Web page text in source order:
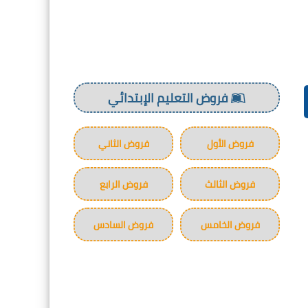
فروض التعليم الإبتدائي
فروض الأول فروض الثاني
فروض الثالث فروض الرابع
فروض الخامس فروض السادس